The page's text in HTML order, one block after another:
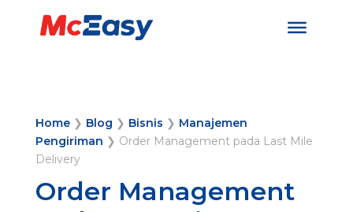
Home❯ Blog ❯ Bisnis ❯ Manajemen
Pengiriman ❯ Order Management pada Last Mile
Delivery
Order Management